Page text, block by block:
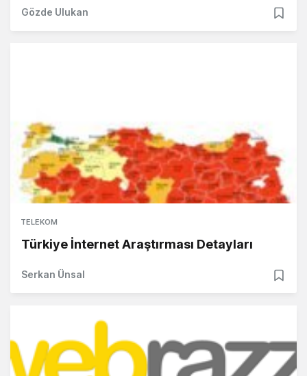
Gözde Ulukan
TELEKOM
Türkiye İnternet Araştırması Detayları
Serkan Ünsal